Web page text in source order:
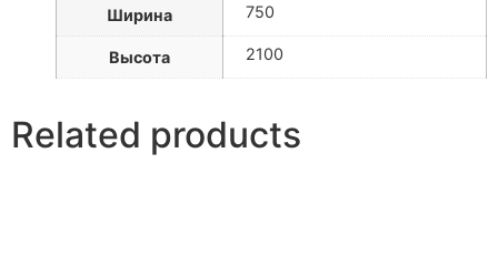
Ширина 750
Высота 2100
Related products